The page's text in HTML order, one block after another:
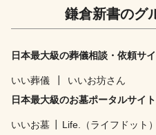
鎌倉新書のグ
日本最大級の葬儀相談・依頼サ
いい葬儀
いいお坊さん
日本最大級のお墓ポータルサイ
いいお墓
Life.（ライフドット）